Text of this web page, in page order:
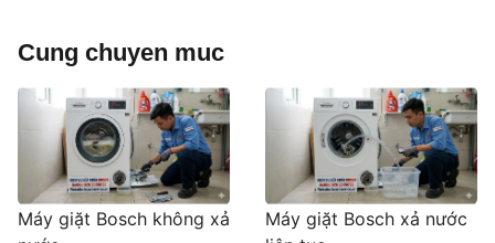
Cung chuyen muc
Máy giặt Bosch không xả
Máy giặt Bosch xả nước